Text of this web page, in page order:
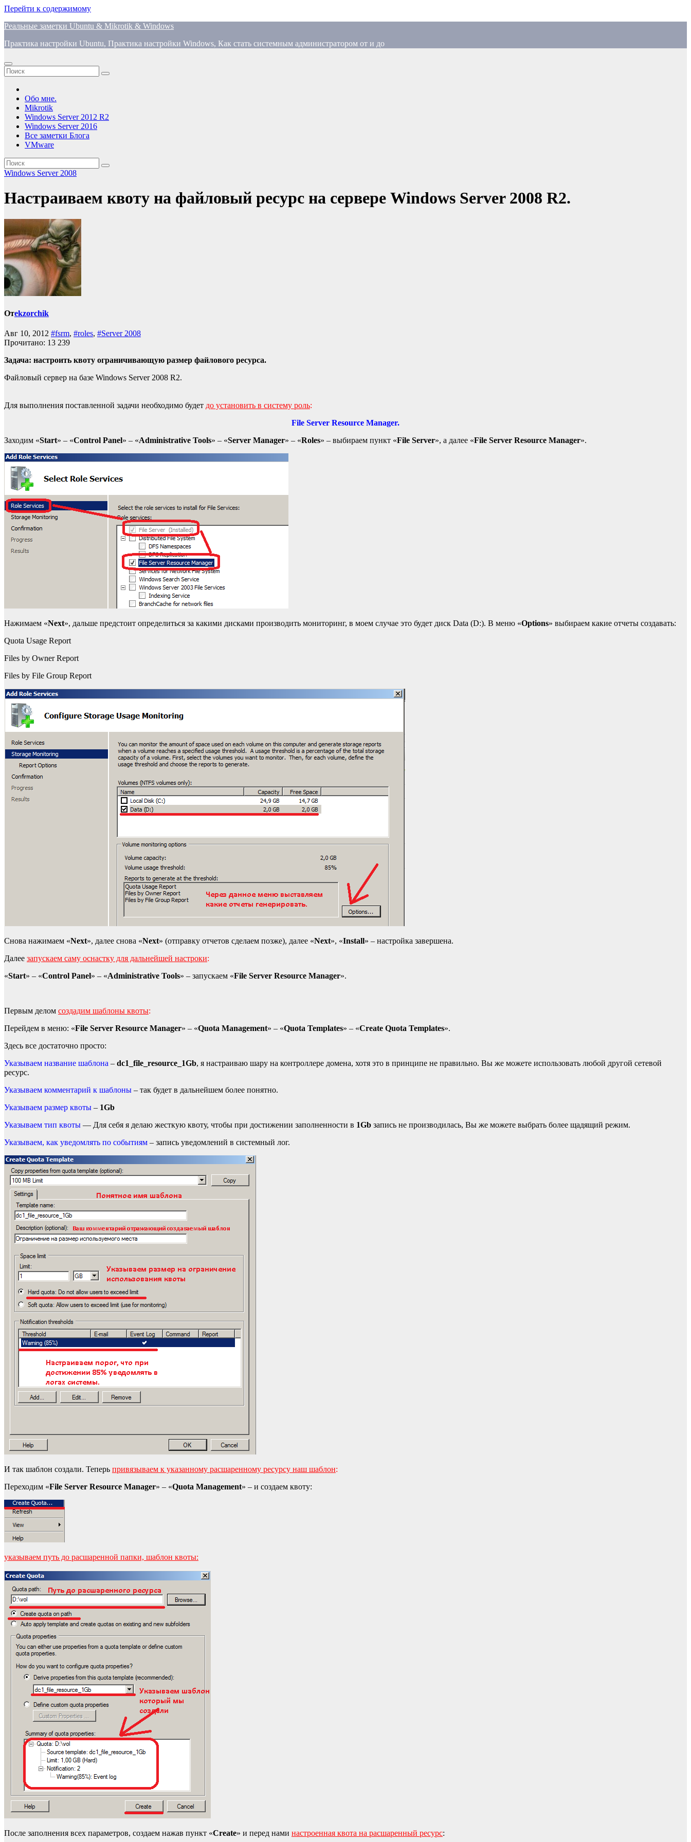
Перейти к содержимому
Реальные заметки Ubuntu & Mikrotik & Windows
Практика настройки Ubuntu, Практика настройки Windows, Как стать системным администратором от и до
Обо мне.
Mikrotik
Windows Server 2012 R2
Windows Server 2016
Все заметки Блога
VMware
Windows Server 2008
Настраиваем квоту на файловый ресурс на сервере Windows Server 2008 R2.
Отekzorchik
Авг 10, 2012 #fsrm, #roles, #Server 2008
Прочитано: 13 239
Задача: настроить квоту ограничивающую размер файлового ресурса.
Файловый сервер на базе Windows Server 2008 R2.
Для выполнения поставленной задачи необходимо будет до установить в систему роль:
File Server Resource Manager.
Заходим «Start» – «Control Panel» – «Administrative Tools» – «Server Manager» – «Roles» – выбираем пункт «File Server», а далее «File Server Resource Manager».
Нажимаем «Next», дальше предстоит определиться за какими дисками производить мониторинг, в моем случае это будет диск Data (D:). В меню «Options» выбираем какие отчеты создавать:
Quota Usage Report
Files by Owner Report
Files by File Group Report
Снова нажимаем «Next», далее снова «Next» (отправку отчетов сделаем позже), далее «Next», «Install» – настройка завершена.
Далее запускаем саму оснастку для дальнейшей настроки:
«Start» – «Control Panel» – «Administrative Tools» – запускаем «File Server Resource Manager».
Первым делом создадим шаблоны квоты:
Перейдем в меню: «File Server Resource Manager» – «Quota Management» – «Quota Templates» – «Create Quota Templates».
Здесь все достаточно просто:
Указываем название шаблона – dc1_ file_ resource_1Gb, я настраиваю шару на контроллере домена, хотя это в принципе не правильно. Вы же можете использовать любой другой сетевой
ресурс.
Указываем комментарий к шаблоны – так будет в дальнейшем более понятно.
Указываем размер квоты – 1Gb
Указываем тип квоты — Для себя я делаю жесткую квоту, чтобы при достижении заполненности в 1Gb запись не производилась, Вы же можете выбрать более щадящий режим.
Указываем, как уведомлять по событиям – запись уведомлений в системный лог.
И так шаблон создали. Теперь привязываем к указанному расшаренному ресурсу наш шаблон:
Переходим «File Server Resource Manager» – «Quota Management» – и создаем квоту:
указываем путь до расшаренной папки, шаблон квоты:
После заполнения всех параметров, создаем нажав пункт «Create» и перед нами настроенная квота на расшаренный ресурс: